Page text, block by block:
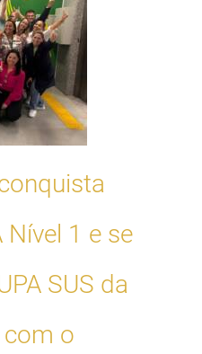
1 e se
SUS da
o